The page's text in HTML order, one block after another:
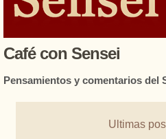
Café con Sensei
Pensamientos y comentarios del
Ultimas